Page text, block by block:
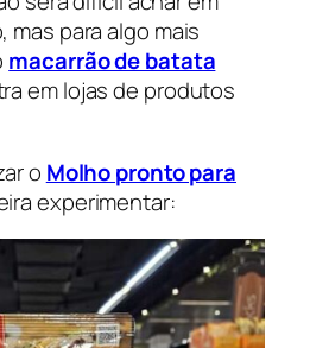
para algo mais
macarrão de batata
em lojas de produtos
o Molho pronto para
experimentar: